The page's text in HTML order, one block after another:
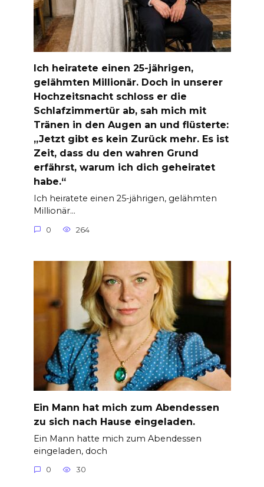
Ich heiratete einen 25-jährigen,
gelähmten Millionär. Doch in unserer
Hochzeitsnacht schloss er die
Schlafzimmertür ab, sah mich mit
Tränen in den Augen an und flüsterte:
„Jetzt gibt es kein Zurück mehr. Es ist
Zeit, dass du den wahren Grund
erfährst, warum ich dich geheiratet
habe.“
Ich heiratete einen 25-jährigen, gelähmten
Millionär…
0 264
Ein Mann hat mich zum Abendessen
zu sich nach Hause eingeladen.
Ein Mann hatte mich zum Abendessen
eingeladen, doch
0 30